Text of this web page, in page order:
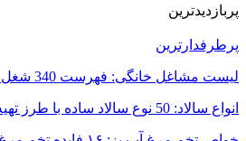
پربازدیدترین
پرطرفدارترین
لیست مشاغل خانگی: فهرست 340 شغل خانگی زودبازده در ایران مورد…
انواع سالاد: 50 نوع سالاد ساده با طرز تهیه برای هر فصل و هر…